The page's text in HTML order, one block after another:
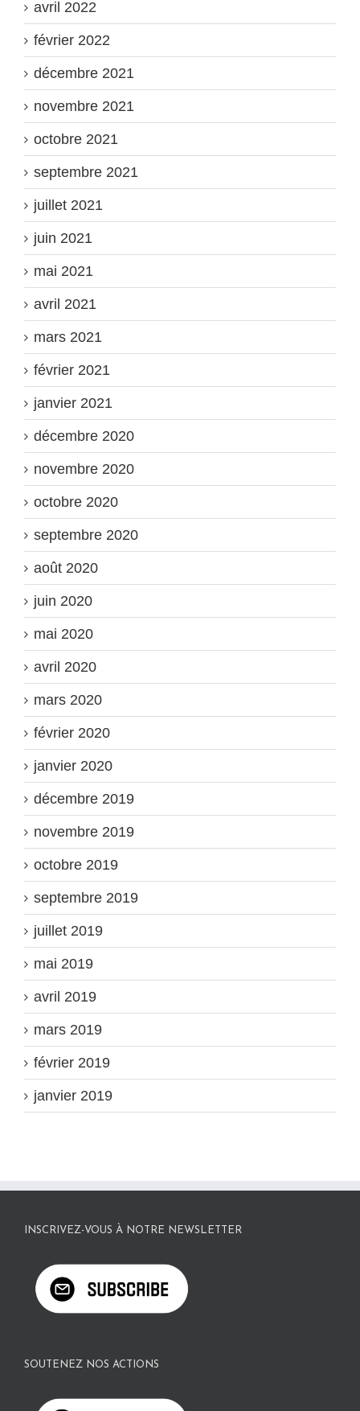
avril 2022
février 2022
décembre 2021
novembre 2021
octobre 2021
septembre 2021
juillet 2021
juin 2021
mai 2021
avril 2021
mars 2021
février 2021
janvier 2021
décembre 2020
novembre 2020
octobre 2020
septembre 2020
août 2020
juin 2020
mai 2020
avril 2020
mars 2020
février 2020
janvier 2020
décembre 2019
novembre 2019
octobre 2019
septembre 2019
juillet 2019
mai 2019
avril 2019
mars 2019
février 2019
janvier 2019
INSCRIVEZ-VOUS À NOTRE NEWSLETTER
SOUTENEZ NOS ACTIONS